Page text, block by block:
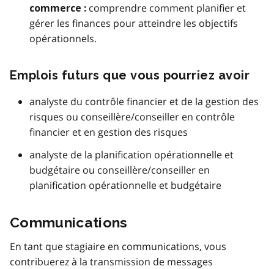
commerce : comprendre comment planifier et
gérer les finances pour atteindre les objectifs
opérationnels.
Emplois futurs que vous pourriez avoir
analyste du contrôle financier et de la gestion des
risques ou conseillère/conseiller en contrôle
financier et en gestion des risques
analyste de la planification opérationnelle et
budgétaire ou conseillère/conseiller en
planification opérationnelle et budgétaire
Communications
En tant que stagiaire en communications, vous
contribuerez à la transmission de messages